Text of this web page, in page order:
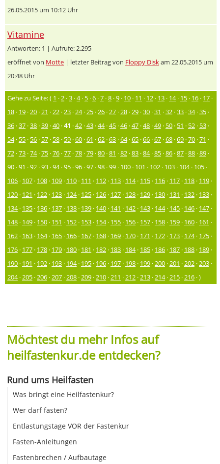
26.05.2015 um 10:12 Uhr
Vitamine
Antworten: 1 | Aufrufe: 2.295
eröffnet von Motte | letzter Beitrag von Floppy Diskam 22.05.2015 um
20:48 Uhr
Gehe zu Seite: ( 1 ·2 ·3 ·4· 5 ·6 ·7 ·8 ·9 · 10 · 11 · 12 · 13 · 14· 15 · 16 · 17 ·
18 · 19 ·20 ·21 ·22 ·23 ·24·25 ·26 ·27 ·28 ·29 ·30 ·31 ·32 ·33 ·34·35 ·
36 ·37 ·38 ·39 ·40 ·41 ·42 ·43 ·44·45 ·46 ·47 ·48 ·49 · 50 · 51 · 52 · 53 ·
54· 55 · 56 · 57 · 58 · 59 ·60 ·61 ·62 ·63 ·64·65 ·66 ·67 ·68 ·69 ·70 ·71 ·
72 ·73 ·74·75 ·76 ·77 ·78 ·79 ·80 ·81 ·82 ·83 ·84·85 ·86 ·87 ·88 ·89 ·
90 ·91 ·92 ·93 ·94·95 ·96 ·97 ·98 ·99 · 100 · 101 · 102 · 103 · 104· 105 ·
106 · 107 · 108 · 109 · 110 · 111 · 112 · 113 · 114· 115 · 116 · 117 · 118 · 119 ·
120 · 121 · 122 · 123 · 124· 125 · 126 · 127 · 128 · 129 · 130 · 131 · 132 · 133 ·
134· 135 · 136 · 137 · 138 · 139 · 140 · 141 · 142 · 143 · 144· 145 · 146 · 147 ·
148 · 149 · 150 · 151 · 152 · 153 · 154· 155 · 156 · 157 · 158 · 159 · 160 · 161 ·
162 · 163 · 164· 165 · 166 · 167 · 168 · 169 · 170 · 171 · 172 · 173 · 174· 175 ·
176 · 177 · 178 · 179 · 180 · 181 · 182 · 183 · 184· 185 · 186 · 187 · 188 · 189 ·
190 · 191 · 192 · 193 · 194· 195 · 196 · 197 · 198 · 199 ·200 ·201 ·202 ·203 ·
204·205 ·206 ·207 ·208 ·209 ·210 ·211 ·212 ·213 ·214·215 ·216 · )
Möchtest du mehr Infos auf
heilfastenkur.de entdecken?
Rund ums Heilfasten
Was bringt eine Heilfastenkur?
Wer darf fasten?
Entlastungstage VOR der Fastenkur
Fasten-Anleitungen
Fastenbrechen / Aufbautage